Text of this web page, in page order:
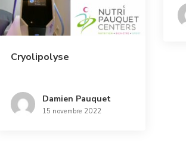
Cryolipolyse
Damien Pauquet
15 novembre 2022